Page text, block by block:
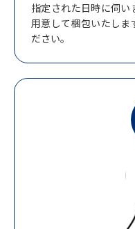
指定された日時に伺い
用意して梱包いたしま
ださい。